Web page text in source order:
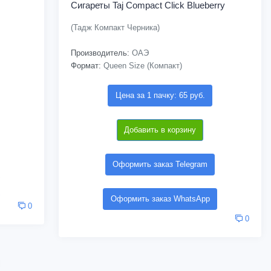
0
Сигареты Taj Compact Click Blueberry
(Тадж Компакт Черника)
Производитель: ОАЭ
Формат: Queen Size (Компакт)
Цена за 1 пачку: 65 руб.
Добавить в корзину
Оформить заказ Telegram
Оформить заказ WhatsApp
0